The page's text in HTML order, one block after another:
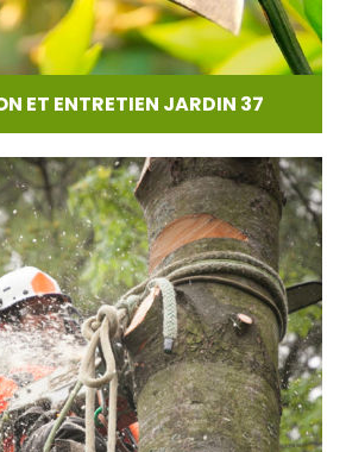
ET ENTRETIEN JARDIN 37